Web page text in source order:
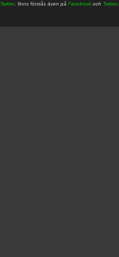
Twitter. finns förstås även på Facebook och Twitter.